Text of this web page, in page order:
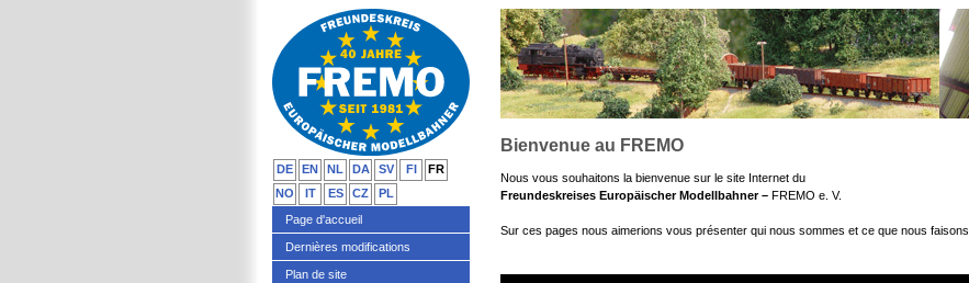
Bienvenue au FREMO
Nous vous souhaitons la bienvenue sur le site Internet du
Freundeskreises Europäischer Modellbahner – FREMO e. V.
Sur ces pages nous aimerions vous présenter qui nous sommes et ce que nous faisons.
DE EN NL DA SV FI
FR
NO
IT ES CZ
PL
Page d'accueil
Dernières modifications
Plan de site